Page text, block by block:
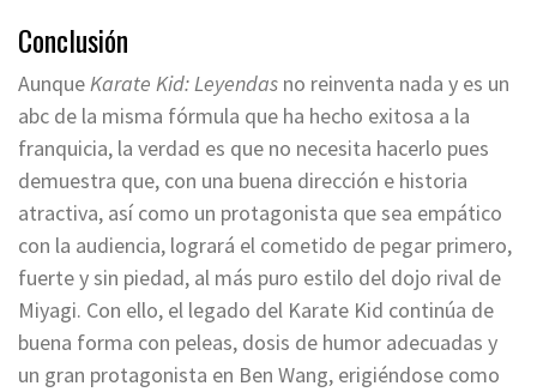
Conclusión
AunqueKarate Kid: Leyendas no reinventa nada y es un
abc de la misma fórmula que ha hecho exitosa a la
franquicia, la verdad es que no necesita hacerlo pues
demuestra que, con una buena dirección e historia
atractiva, así como un protagonista que sea empático
con la audiencia, logrará el cometido de pegar primero,
fuerte y sin piedad, al más puro estilo del dojo rival de
Miyagi. Con ello, el legado del Karate Kid continúa de
buena forma con peleas, dosis de humor adecuadas y
un gran protagonista en Ben Wang, erigiéndose como